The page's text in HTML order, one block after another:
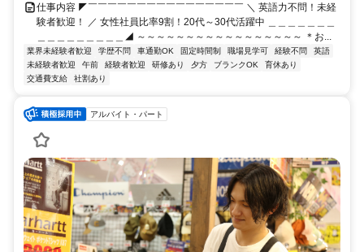
仕事内容 ◤￣￣￣￣￣￣￣￣￣￣￣￣￣￣￣￣ ＼ 英語力不問！未経
験者歓迎！ ／ 女性社員比率9割！20代～30代活躍中 ＿＿＿＿＿＿＿
＿＿＿＿＿＿＿＿＿◢ ～～～～～～～～～～～～～～～～～ ＊お...
業界未経験者歓迎 学歴不問 車通勤OK 固定時間制 職場見学可 経験不問
英語
未経験者歓迎
午前 経験者歓迎 研修あり 夕方 ブランクOK
育休あり
交通費支給
社割あり
アルバイト・パート